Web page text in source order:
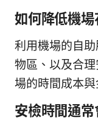
如何降低機場
利用機場的自
物區、以及合
場的時間成本與
安檢時間通常